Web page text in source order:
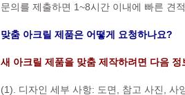
문의를 제출하면 1~8시간 이내에 빠른 견
맞춤 아크릴 제품은 어떻게 요청하나요?
새 아크릴 제품을 맞춤 제작하려면 다음
(1). 디자인 세부 사항: 도면, 참고 사진, 사